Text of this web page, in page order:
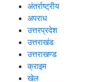
अंतर्राष्ट्रीय
अपराध
उत्तरप्रदेश
उत्तराखंड
उत्तराखण्ड
क्राइम
खेल